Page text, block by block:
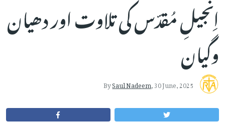
اِنجیلِ مُقدّس کی تلاوت اور دھیان
وگیان
BySaul Nadeem,30 June, 2025